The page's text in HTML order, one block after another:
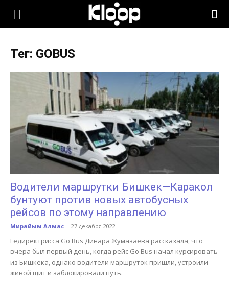
KLOOP.KG
Кыргызстана
Тег: GOBUS
Водители маршрутки Бишкек—Каракол
бунтуют против новых автобусных
рейсов по этому направлению
Мирайым Алмас - 27 декабря 2022
Гедиректрисса Go Bus Динара Жумазаева рассказала, что
вчера был первый день, когда рейс Go Bus начал курсировать
из Бишкека, однако водители маршруток пришли, устроили
живой щит и заблокировали путь.